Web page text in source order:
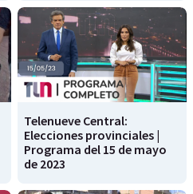
Telenueve Central:
Elecciones provinciales |
Programa del 15 de mayo
de 2023